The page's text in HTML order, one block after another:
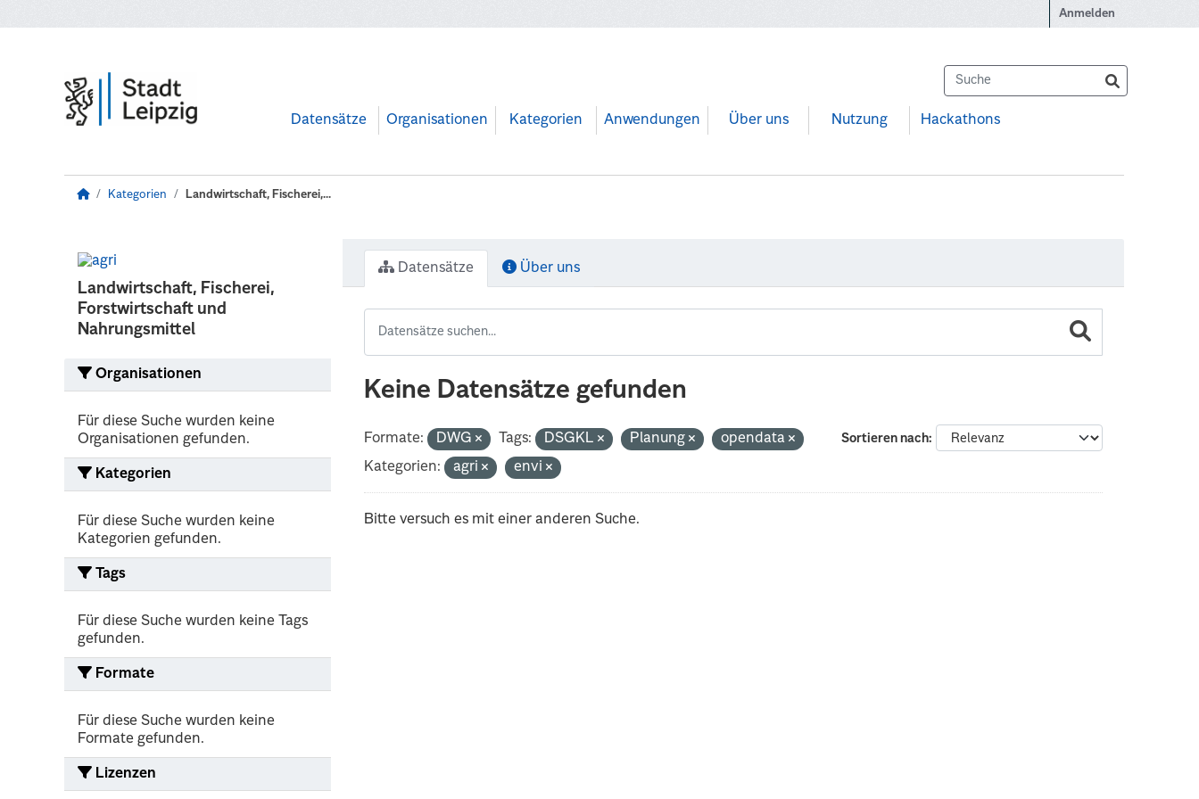
Anmelden
Datensätze Organisationen Kategorien Anwendungen Über uns Nutzung Hackathons
Kategorien Landwirtschaft, Fischerei,...
Landwirtschaft, Fischerei,
Forstwirtschaft und
Nahrungsmittel
Organisationen
Für diese Suche wurden keine
Organisationen gefunden.
Kategorien
Für diese Suche wurden keine
Kategorien gefunden.
Tags
Für diese Suche wurden keine Tags
gefunden.
Formate
Für diese Suche wurden keine
Formate gefunden.
Lizenzen
Datensätze Über uns
Keine Datensätze gefunden
Sortieren nach
Formate: DWG Tags: DSGKL Planung
opendata
Kategorien:
agri envi
Bitte versuch es mit einer anderen Suche.